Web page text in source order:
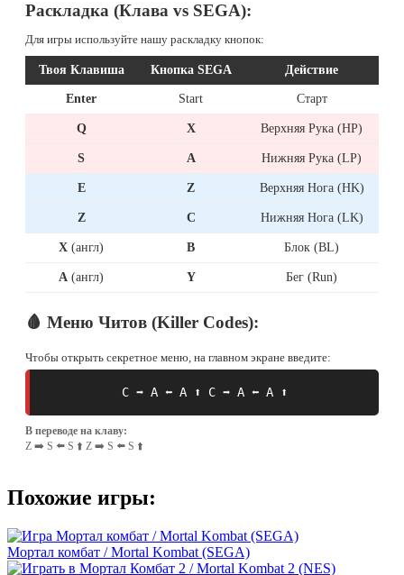
Раскладка (Клава vs SEGA):
Для игры используйте нашу раскладку кнопок:
Твоя Клавиша Кнопка SEGA Действие
Enter Start Старт
Q X Верхняя Рука (HP)
S A Нижняя Рука (LP)
E Z Верхняя Нога (HK)
Z C Нижняя Нога (LK)
X (англ) B Блок (BL)
A (англ) Y Бег (Run)
🩸 Меню Читов (Killer Codes):
Чтобы открыть секретное меню, на главном экране введите:
C ➡️ A ⬅️ A ⬆️ C ➡️ A ⬅️ A ⬆️
В переводе на клаву:
Z ➡️ S ⬅️ S ⬆️ Z ➡️ S ⬅️ S ⬆️
Похожие игры:
Мортал комбат / Mortal Kombat (SEGA)